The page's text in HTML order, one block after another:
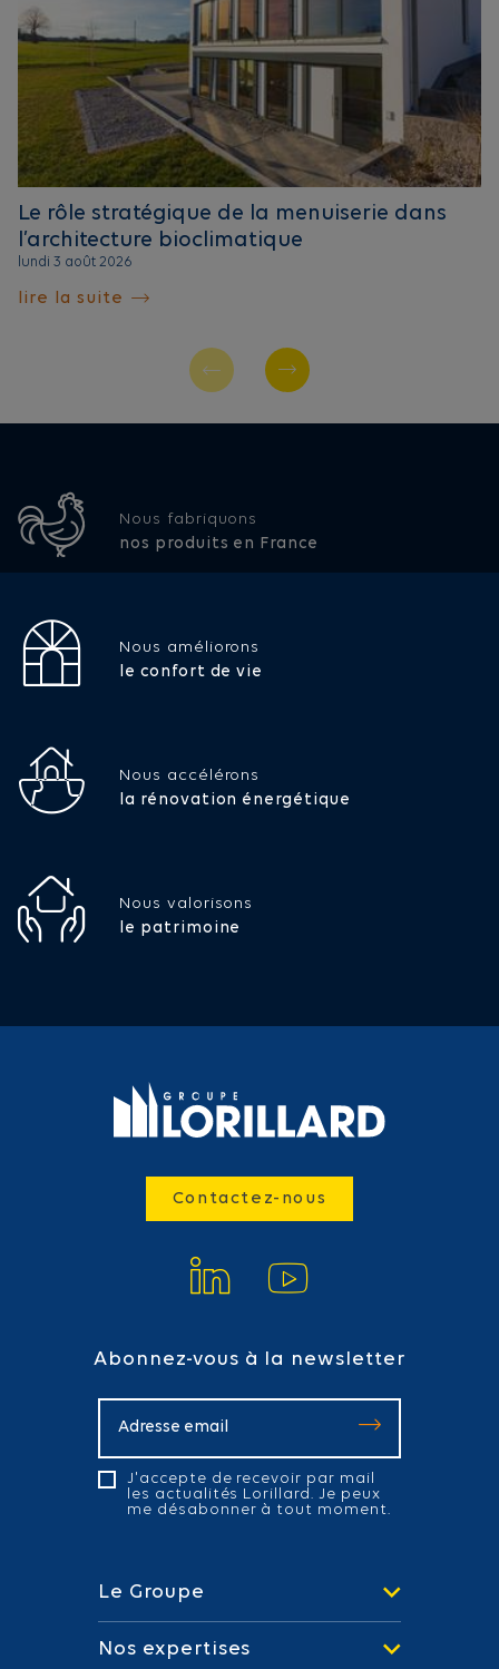
Le rôle stratégique de la menuiserie dans
l’architecture bioclimatique
lundi 3 août 2026
lire la suite
Nous fabriquons
nos produits en France
Nous améliorons
le confort de vie
Nous accélérons
la rénovation énergétique
Nous valorisons
le patrimoine
Contactez-nous
Abonnez-vous à la newsletter
J'accepte de recevoir par mail
les actualités Lorillard. Je peux
me désabonner à tout moment.
Le Groupe
Nos expertises